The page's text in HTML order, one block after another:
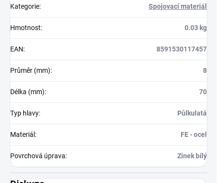
Kategorie: Spojovací materiál
Hmotnost: 0.03 kg
EAN: 8591530117457
Průměr (mm): 8
Délka (mm): 70
Typ hlavy: Půlkulatá
Materiál : FE - ocel
Povrchová úprava: Zinek bílý